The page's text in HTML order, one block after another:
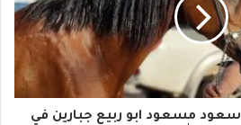
سعود مسعود ابو ربيع جبارين في